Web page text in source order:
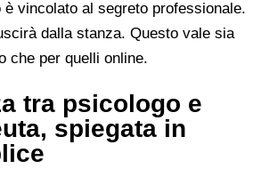
vincolato al segreto professionale.
dalla stanza. Questo vale sia
che per quelli online.
tra psicologo e
spiegata in